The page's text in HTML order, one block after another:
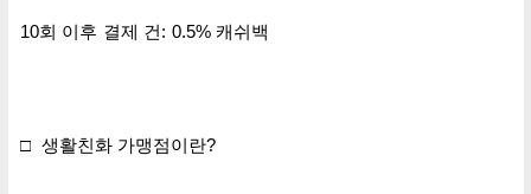
10회 이후 결제 건: 0.5% 캐쉬백
□ 생활친화 가맹점이란?